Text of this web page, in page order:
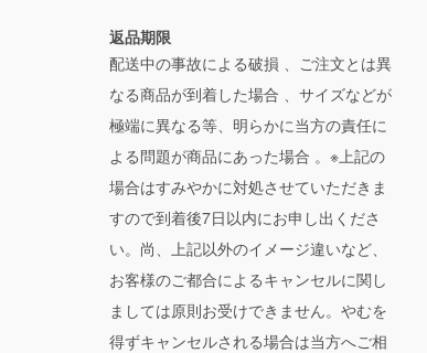
返品期限
配送中の事故による破損 、ご注文とは異
なる商品が到着した場合 、サイズなどが
極端に異なる等、明らかに当方の責任に
よる問題が商品にあった場合 。※上記の
場合はすみやかに対処させていただきま
すので到着後7日以内にお申し出くださ
い。尚、上記以外のイメージ違いなど、
お客様のご都合によるキャンセルに関し
ましては原則お受けできません。やむを
得ずキャンセルされる場合は当方へご相